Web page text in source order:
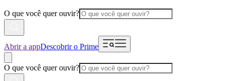
O que você quer ouvir?
Abrir a appDescobrir o Prime
O que você quer ouvir?